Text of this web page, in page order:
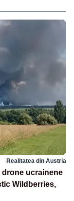
Realitatea din Austria
drone ucrainene
Wildberries,